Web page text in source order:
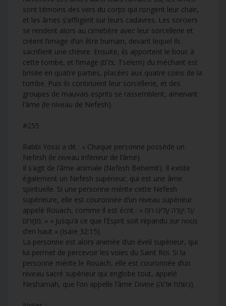
sont témoins des vers du corps qui rongent leur chair,
et les âmes s’affligent sur leurs cadavres. Les sorciers
se rendent alors au cimetière avec leur sorcellerie et
créent l’image d’un être humain, devant lequel ils
sacrifient une chèvre. Ensuite, ils apportent le bouc à
cette tombe, et l’image (צלם, Tselem) du méchant est
brisée en quatre parties, placées aux quatre coins de la
tombe. Puis ils continuent leur sorcellerie, et des
groupes de mauvais esprits se rassemblent, amenant
l’âme (le niveau de Nefesh).
#255
Rabbi Yossi a dit : « Chaque personne possède un
Nefesh (le niveau inférieur de l’âme).
Il s’agit de l’âme animale (Nefesh Behemit). Il existe
également un Nefesh supérieur, qui est une âme
spirituelle. Si une personne mérite cette Nefesh
supérieure, elle est couronnée d’un niveau supérieur
appelé Rouach, comme il est écrit : « עַד יֵעָרֶה עָלֵינוּ רוּחַ
מִמָּרוֹם. » « Jusqu’à ce que l’Esprit soit répandu sur nous
d’en haut » (Isaïe 32:15).
La personne est alors animée d’un éveil supérieur, qui
lui permet de percevoir les voies du Saint Roi. Si la
personne mérite le Rouach, elle est couronnée d’un
niveau sacré supérieur qui englobe tout, appelé
Neshamah, que l’on appelle l’âme Divine (נשמת אלוה).